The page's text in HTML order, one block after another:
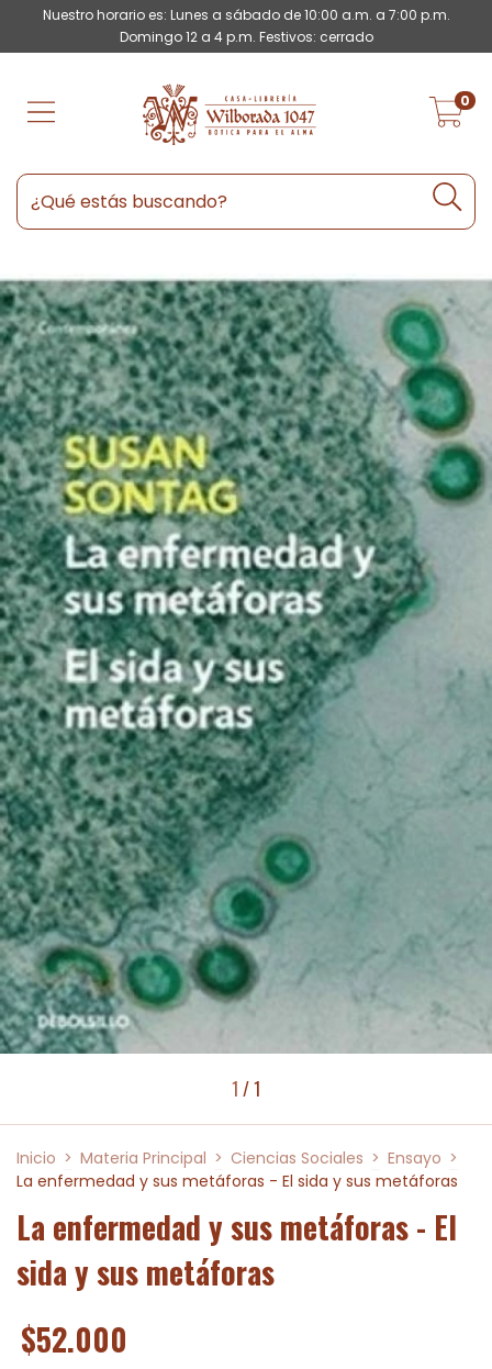
Nuestro horario es: Lunes a sábado de 10:00 a.m. a 7:00 p.m.
Domingo 12 a 4 p.m. Festivos: cerrado
0
1 /1
Inicio > Materia Principal > Ciencias Sociales > Ensayo >
La enfermedad y sus metáforas - El sida y sus metáforas
La enfermedad y sus metáforas - El
sida y sus metáforas
$52.000